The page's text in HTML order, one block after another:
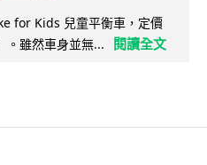
for Kids 兒童平衡車，定價
。雖然車身並無...
閱讀全文